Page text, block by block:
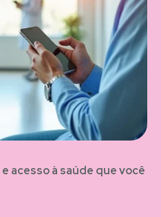
acesso à saúde que você